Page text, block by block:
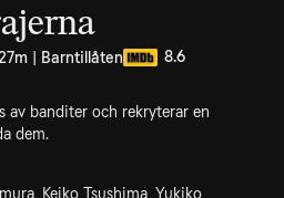
| Barntillåten 8.6
av banditer och rekryterar en
dem.
Keiko Tsushima, Yukiko